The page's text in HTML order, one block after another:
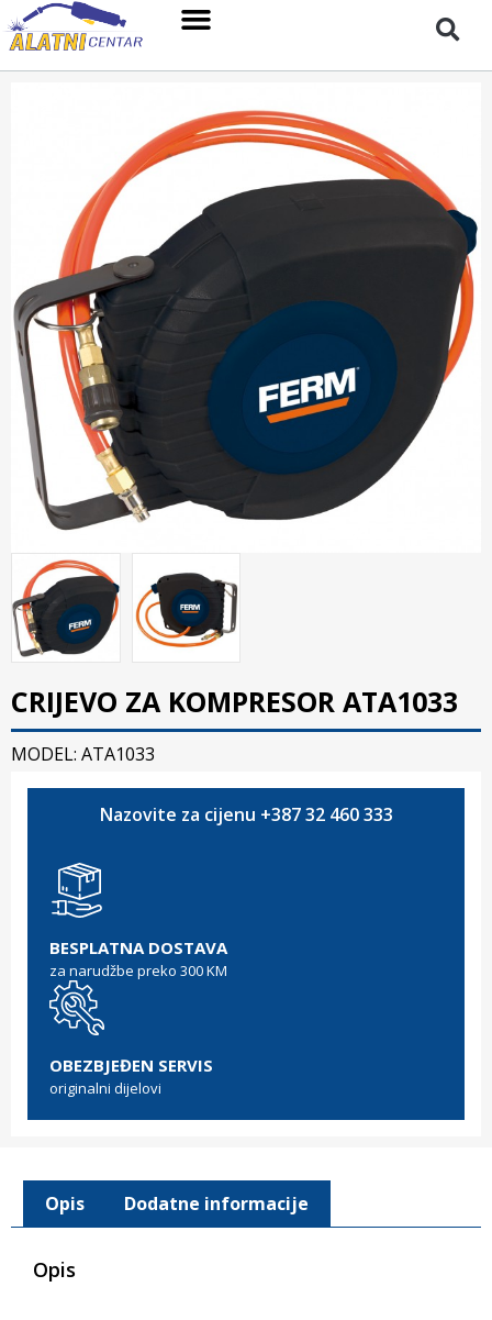
CRIJEVO ZA KOMPRESOR ATA1033
MODEL: ATA1033
Nazovite za cijenu +387 32 460 333
BESPLATNA DOSTAVA
za narudžbe preko 300 KM
OBEZBJEĐEN SERVIS
originalni dijelovi
Opis Dodatne informacije
Opis